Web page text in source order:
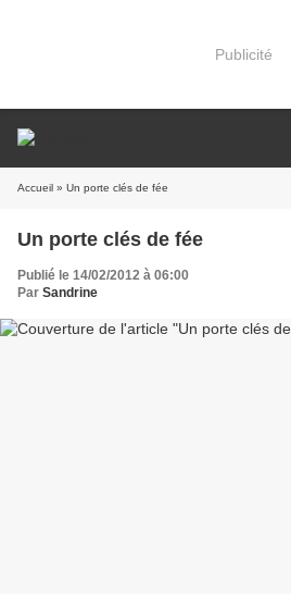
Publicité
Accueil » Un porte clés de fée
Un porte clés de fée
Publié le 14/02/2012 à 06:00
Par Sandrine